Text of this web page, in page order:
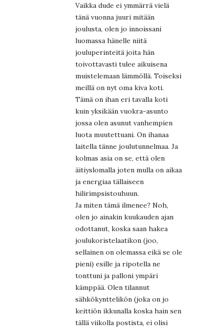
Vaikka dude ei ymmärrä vielä
tänä vuonna juuri mitään
joulusta, olen jo innoissani
luomassa hänelle niitä
jouluperinteitä joita hän
toivottavasti tulee aikuisena
muistelemaan lämmöllä. Toiseksi
meillä on nyt oma kiva koti.
Tämä on ihan eri tavalla koti
kuin yksikään vuokra-asunto
jossa olen asunut vanhempien
luota muutettuani. On ihanaa
laitella tänne joulutunnelmaa. Ja
kolmas asia on se, että olen
äitiyslomalla joten mulla on aikaa
ja energiaa tällaiseen
hilirimpsistouhuun.
Ja miten tämä ilmenee? Noh,
olen jo ainakin kuukauden ajan
odottanut, koska saan hakea
joulukoristelaatikon (joo,
sellainen on olemassa eikä se ole
pieni) esille ja ripotella ne
tonttuni ja palloni ympäri
kämppää. Olen tilannut
sähkökynttelikön (joka on jo
keittiön ikkunalla koska hain sen
tällä viikolla postista, ei olisi